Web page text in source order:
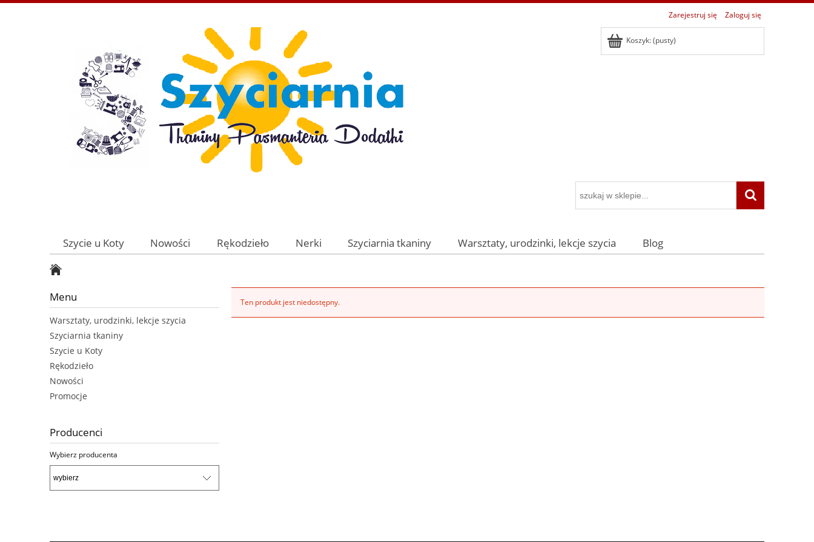
Zarejestruj się Zaloguj się
Koszyk:(pusty)
Szycie u Koty Nowości Rękodzieło Nerki Szyciarnia tkaniny Warsztaty, urodzinki, lekcje szycia Blog
Menu
Warsztaty, urodzinki, lekcje szycia
Szyciarnia tkaniny
Szycie u Koty
Rękodzieło
Nowości
Promocje
Producenci
Wybierz producenta
Ten produkt jest niedostępny.